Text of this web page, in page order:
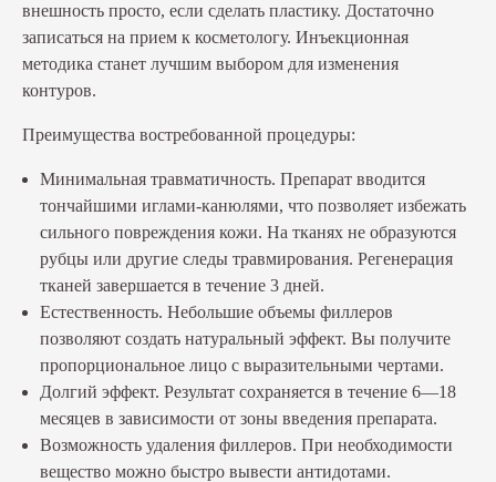
внешность просто, если сделать пластику. Достаточно
записаться на прием к косметологу. Инъекционная
методика станет лучшим выбором для изменения
контуров.
Преимущества востребованной процедуры:
Минимальная травматичность. Препарат вводится
тончайшими иглами-канюлями, что позволяет избежать
сильного повреждения кожи. На тканях не образуются
рубцы или другие следы травмирования. Регенерация
тканей завершается в течение 3 дней.
Естественность. Небольшие объемы филлеров
позволяют создать натуральный эффект. Вы получите
пропорциональное лицо с выразительными чертами.
Долгий эффект. Результат сохраняется в течение 6—18
месяцев в зависимости от зоны введения препарата.
Возможность удаления филлеров. При необходимости
вещество можно быстро вывести антидотами.